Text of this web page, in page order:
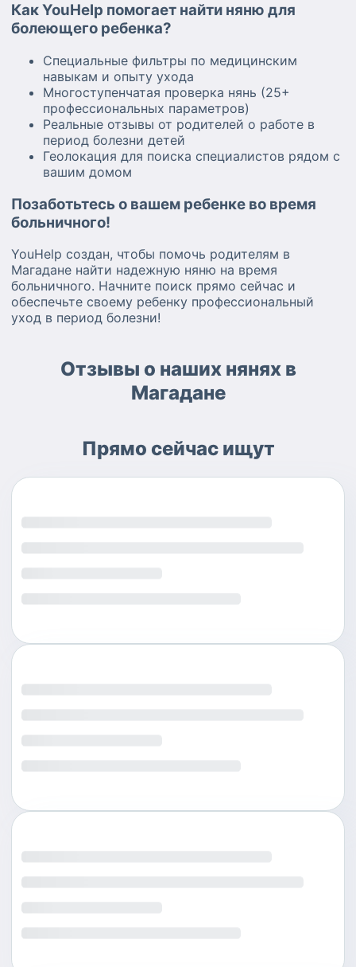
Как YouHelp помогает найти няню для
болеющего ребенка?
Специальные фильтры по медицинским
навыкам и опыту ухода
Многоступенчатая проверка нянь (25+
профессиональных параметров)
Реальные отзывы от родителей о работе в
период болезни детей
Геолокация для поиска специалистов рядом с
вашим домом
Позаботьтесь о вашем ребенке во время
больничного!
YouHelp создан, чтобы помочь родителям в
Магадане найти надежную няню на время
больничного. Начните поиск прямо сейчас и
обеспечьте своему ребенку профессиональный
уход в период болезни!
Отзывы о наших нянях в
Магадане
Прямо сейчас ищут